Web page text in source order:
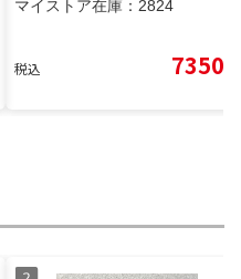
マイストア在庫： 2824
税込 7350